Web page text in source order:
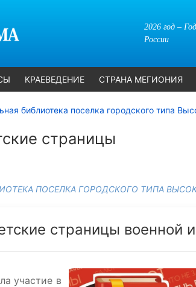
2026 год –
России
КРАЕВЕДЕНИЕ СТРАНА МЕГИОНИЯ
библиотека поселка городского типа
страницы
ПОСЕЛКА ГОРОДСКОГО ТИПА
страницы военной
участие в